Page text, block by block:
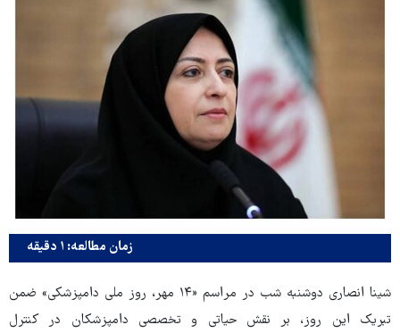
زمان مطالعه: ۱ دقیقه
شینا انصاری دوشنبه‌ شب در مراسم «۱۴ مهر، روز ملی دامپزشکی» ضمن
تبریک این روز، بر نقش حیاتی و تخصصی دامپزشکان در کنترل